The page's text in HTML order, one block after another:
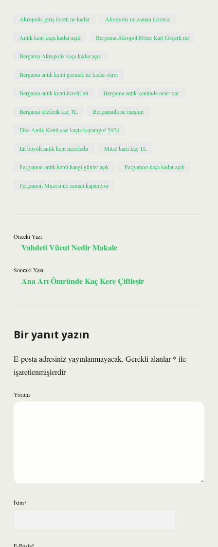
Akropolis giriş ücreti ne kadar Akropolis ne zaman ücretsiz
Antik kent kaça kadar açık Bergama Akropol Müze Kart Geçerli mi
Bergama Akropolis kaça kadar açık
Bergama antik kenti gezmek ne kadar sürer
Bergama antik kenti ücretli mi Bergama antik kentinde neler var
Bergama teleferik kaç TL Bergamada ne meşhur
Efes Antik Kenti saat kaçta kapanıyor 2024
En büyük antik kent nerededir Müze kartı kaç TL
Pergamon antik kenti hangi günler açık Pergamon kaça kadar açık
Pergamon Müzesi ne zaman kapanıyor
Önceki Yazı
Vahdeti Vücut Nedir Makale
Sonraki Yazı
Ana Arı Ömründe Kaç Kere Çiftleşir
Bir yanıt yazın
E-posta adresiniz yayınlanmayacak. Gerekli alanlar* ile
işaretlenmişlerdir
Yorum
İsim*